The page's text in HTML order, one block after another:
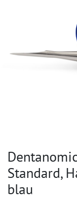
Standard,
blau